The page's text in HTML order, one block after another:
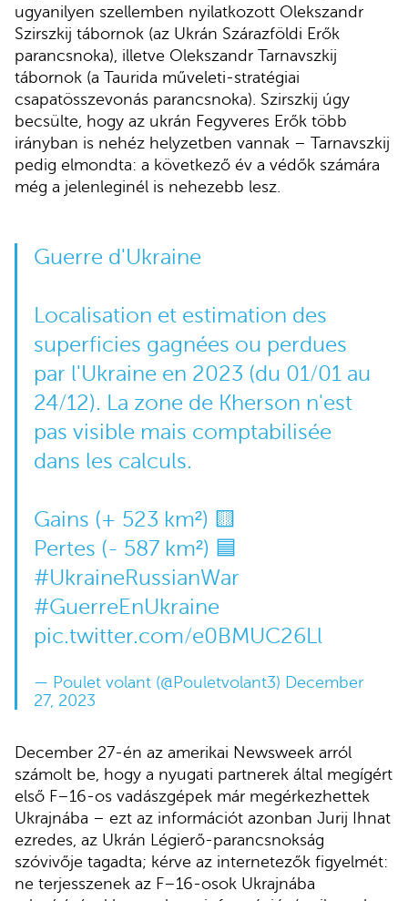
ugyanilyen szellemben nyilatkozott Olekszandr
Szirszkij tábornok (az Ukrán Szárazföldi Erők
parancsnoka), illetve Olekszandr Tarnavszkij
tábornok (a Taurida műveleti-stratégiai
csapatösszevonás parancsnoka). Szirszkij úgy
becsülte, hogy az ukrán Fegyveres Erők több
irányban is nehéz helyzetben vannak – Tarnavszkij
pedig elmondta: a következő év a védők számára
még a jelenleginél is nehezebb lesz.
Guerre d'Ukraine
Localisation et estimation des
superficies gagnées ou perdues
par l'Ukraine en 2023 (du 01/01 au
24/12). La zone de Kherson n'est
pas visible mais comptabilisée
dans les calculs.
Gains (+ 523 km²) 🟨
Pertes (- 587 km²) 🟦
#UkraineRussianWar
#GuerreEnUkraine
pic.twitter.com/e0BMUC26Ll
— Poulet volant (@Pouletvolant3) December
27, 2023
December 27-én az amerikai Newsweek arról
számolt be, hogy a nyugati partnerek által megígért
első F–16-os vadászgépek már megérkezhettek
Ukrajnába – ezt az információt azonban Jurij Ihnat
ezredes, az Ukrán Légierő-parancsnokság
szóvivője tagadta; kérve az internetezők figyelmét:
ne terjesszenek az F–16-osok Ukrajnába